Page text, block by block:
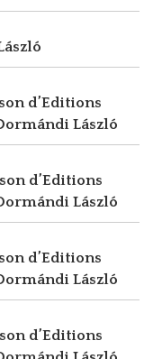
d’Editions
László
d’Editions
László
d’Editions
László
d’Editions